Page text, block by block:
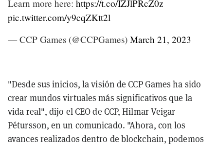
Learn more here: https://t.co/IZJlPRcZ0z
pic.twitter.com/y9cqZKtt2l
— CCP Games (@CCPGames) March 21, 2023
"Desde sus inicios, la visión de CCP Games ha sido
crear mundos virtuales más significativos que la
vida real", dijo el CEO de CCP, Hilmar Veigar
Pétursson, en un comunicado. "Ahora, con los
avances realizados dentro de blockchain, podemos